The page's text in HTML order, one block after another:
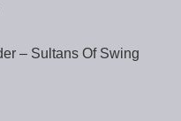
– Sultans Of Swing